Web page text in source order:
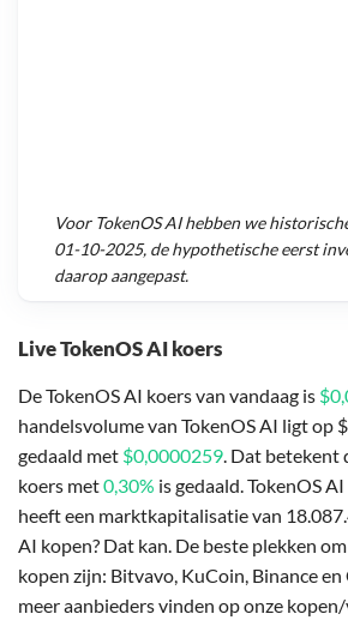
Live TokenOS AI koers
De TokenOS AI koers van vandaag is
handelsvolume van TokenOS AI ligt op
gedaald met $0,0000259. Dat betekent
koers met0,30% is gedaald. TokenOS
heeft een marktkapitalisatie van
AI kopen? Dat kan. De beste plekken
kopen zijn: Bitvavo, KuCoin, Binance en
meer aanbieders vinden op onze
Voor TokenOS AIhebben we
01-10-2025, de hypothetische eerst
daarop aangepast.